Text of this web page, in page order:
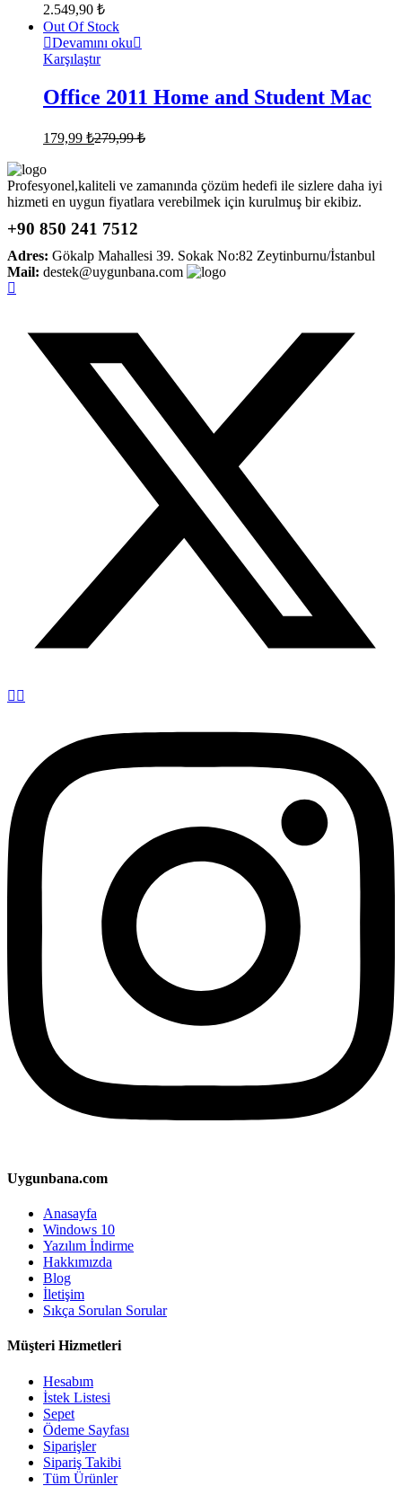
2.549,90 ₺
Out Of Stock
Devamını oku
Karşılaştır
Office 2011 Home and Student Mac
179,99 ₺279,99₺
Profesyonel,kaliteli ve zamanında çözüm hedefi ile sizlere daha iyi
hizmeti en uygun fiyatlara verebilmek için kurulmuş bir ekibiz.
+90 850 241 7512
Adres: Gökalp Mahallesi 39. Sokak No:82 Zeytinburnu/İstanbul
Mail: destek@uygunbana.com
Uygunbana.com
Anasayfa
Windows 10
Yazılım İndirme
Hakkımızda
Blog
İletişim
Sıkça Sorulan Sorular
Müşteri Hizmetleri
Hesabım
İstek Listesi
Sepet
Ödeme Sayfası
Siparişler
Sipariş Takibi
Tüm Ürünler